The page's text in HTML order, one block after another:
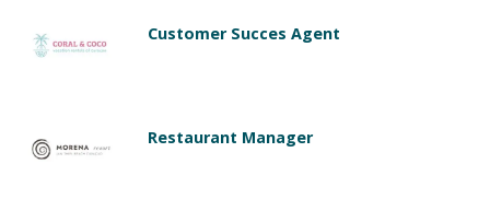
Customer Succes Agent
Restaurant Manager